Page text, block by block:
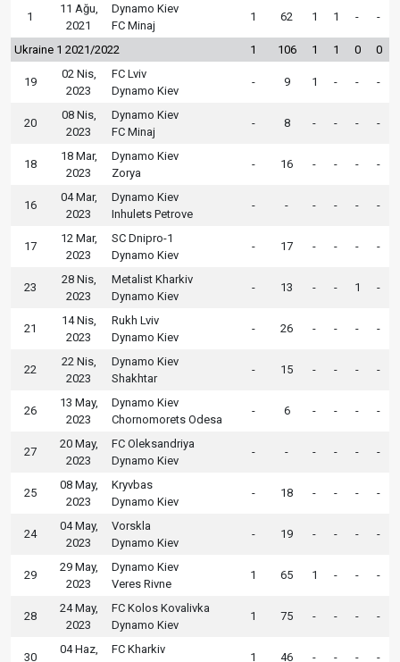
1
11 Ağu,
2021
Dynamo Kiev
FC Minaj
1 62 1 1 - -
Ukraine 1 2021/2022 1 106 1 1 0 0
19
02 Nis,
2023
FC Lviv
Dynamo Kiev
- 9 1 - - -
20
08 Nis,
2023
Dynamo Kiev
FC Minaj
- 8 - - - -
18
18 Mar,
2023
Dynamo Kiev
Zorya
- 16 - - - -
16
04 Mar,
2023
Dynamo Kiev
Inhulets Petrove
- - - - - -
17
12 Mar,
2023
SC Dnipro-1
Dynamo Kiev
- 17 - - - -
23
28 Nis,
2023
Metalist Kharkiv
Dynamo Kiev
- 13 - - 1 -
21
14 Nis,
2023
Rukh Lviv
Dynamo Kiev
- 26 - - - -
22
22 Nis,
2023
Dynamo Kiev
Shakhtar
- 15 - - - -
26
13 May,
2023
Dynamo Kiev
Chornomorets Odesa
- 6 - - - -
27
20 May,
2023
FC Oleksandriya
Dynamo Kiev
- - - - - -
25
08 May,
2023
Kryvbas
Dynamo Kiev
- 18 - - - -
24
04 May,
2023
Vorskla
Dynamo Kiev
- 19 - - - -
29
29 May,
2023
Dynamo Kiev
Veres Rivne
1 65 1 - - -
28
24 May,
2023
FC Kolos Kovalivka
Dynamo Kiev
1 75 - - - -
30
04 Haz,
FC Kharkiv
1 46 - - - -